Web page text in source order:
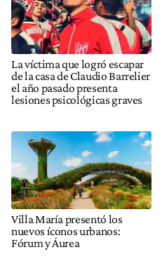
La víctima que logró escapar
de la casa de Claudio Barrelier
el año pasado presenta
lesiones psicológicas graves
Villa María presentó los
nuevos íconos urbanos:
Fórum y Áurea